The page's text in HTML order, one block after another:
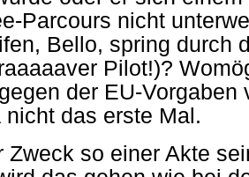
Parcours nicht
Bello, spring durch
Pilot!)?
der EU-
das erste Mal.
Zweck so einer Akte